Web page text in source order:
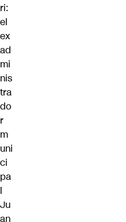
ri:
el
ex
ad
mi
nis
tra
do
r
m
uni
ci
pa
l
Ju
an